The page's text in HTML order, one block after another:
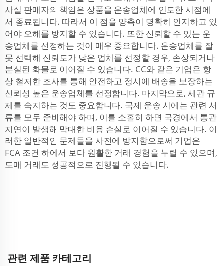
사실 판매자의 책임은 상품을 운송업체에 인도한 시점에
서 종료됩니다. 따라서 이 점을 양측이 명확히 인지하고 있
어야 오해를 방지할 수 있습니다. 또한 신뢰할 수 있는 운
송업체를 선정하는 것이 매우 중요합니다. 운송업체를 잘
못 선택해 신뢰도가 낮은 업체를 선정할 경우, 손상되거나
분실된 화물로 이어질 수 있습니다. CC와 같은 기업은 항
상 철저한 조사를 통해 안전하고 정시에 배송을 보장하는
신뢰성 높은 운송업체를 선정합니다. 마지막으로, 세관 규
제를 숙지하는 것도 중요합니다. 국제 운송 시에는 관련 서
류를 모두 준비해야 하며, 이를 소홀히 하면 국경에서 통관
지연이 발생해 막대한 비용 손실로 이어질 수 있습니다. 이
러한 일반적인 문제들을 사전에 방지함으로써 기업은
FCA 조건 하에서 보다 원활한 거래 경험을 누릴 수 있으며,
도매 거래도 성공적으로 진행될 수 있습니다.
관련 제품 카테고리